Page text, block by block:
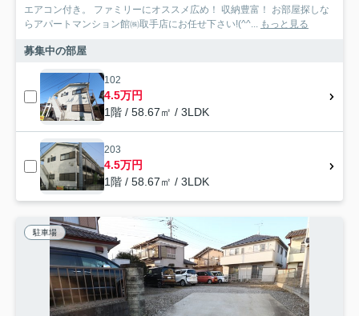
エアコン付き。 ファミリーにオススメ広め！ 収納豊富！ お部屋探しな
らアパートマンション館㈱取手店にお任せ下さい!(^^... もっと見る
募集中の部屋
102
4.5万円
1階 / 58.67㎡ / 3LDK
203
4.5万円
1階 / 58.67㎡ / 3LDK
駐車場